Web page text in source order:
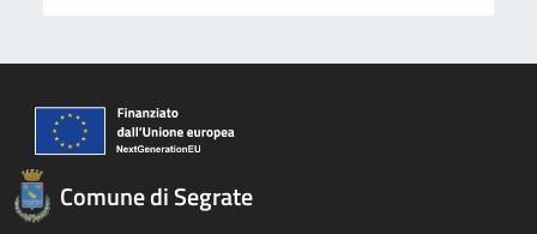
Comune di Segrate